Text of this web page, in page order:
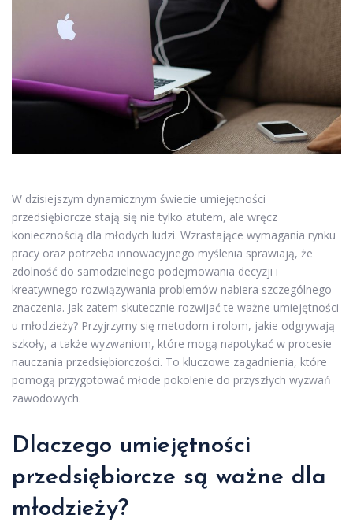
W dzisiejszym dynamicznym świecie umiejętności
przedsiębiorcze stają się nie tylko atutem, ale wręcz
koniecznością dla młodych ludzi. Wzrastające wymagania rynku
pracy oraz potrzeba innowacyjnego myślenia sprawiają, że
zdolność do samodzielnego podejmowania decyzji i
kreatywnego rozwiązywania problemów nabiera szczególnego
znaczenia. Jak zatem skutecznie rozwijać te ważne umiejętności
u młodzieży? Przyjrzymy się metodom i rolom, jakie odgrywają
szkoły, a także wyzwaniom, które mogą napotykać w procesie
nauczania przedsiębiorczości. To kluczowe zagadnienia, które
pomogą przygotować młode pokolenie do przyszłych wyzwań
zawodowych.
Dlaczego umiejętności
przedsiębiorcze są ważne dla
młodzieży?